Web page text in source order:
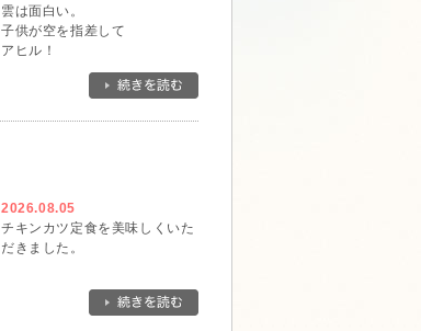
雲は面白い。
子供が空を指差して
アヒル！
確かにそんな形です。
2026.08.05
チキンカツ定食を美味しくいた
だきました。